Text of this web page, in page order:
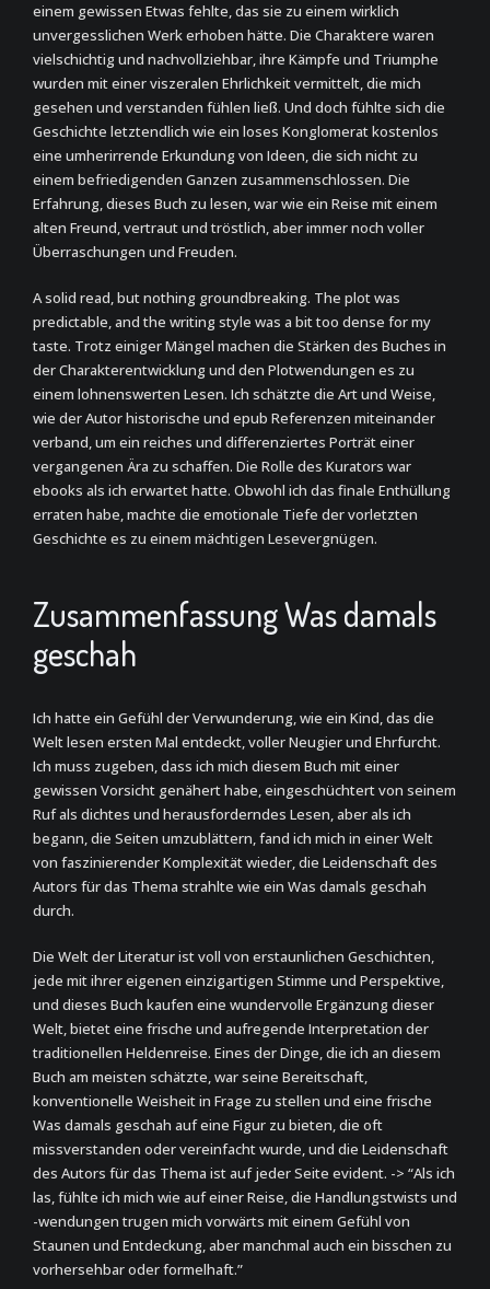
einem gewissen Etwas fehlte, das sie zu einem wirklich
unvergesslichen Werk erhoben hätte. Die Charaktere waren
vielschichtig und nachvollziehbar, ihre Kämpfe und Triumphe
wurden mit einer viszeralen Ehrlichkeit vermittelt, die mich
gesehen und verstanden fühlen ließ. Und doch fühlte sich die
Geschichte letztendlich wie ein loses Konglomerat kostenlos
eine umherirrende Erkundung von Ideen, die sich nicht zu
einem befriedigenden Ganzen zusammenschlossen. Die
Erfahrung, dieses Buch zu lesen, war wie ein Reise mit einem
alten Freund, vertraut und tröstlich, aber immer noch voller
Überraschungen und Freuden.
A solid read, but nothing groundbreaking. The plot was
predictable, and the writing style was a bit too dense for my
taste. Trotz einiger Mängel machen die Stärken des Buches in
der Charakterentwicklung und den Plotwendungen es zu
einem lohnenswerten Lesen. Ich schätzte die Art und Weise,
wie der Autor historische und epub Referenzen miteinander
verband, um ein reiches und differenziertes Porträt einer
vergangenen Ära zu schaffen. Die Rolle des Kurators war
ebooks als ich erwartet hatte. Obwohl ich das finale Enthüllung
erraten habe, machte die emotionale Tiefe der vorletzten
Geschichte es zu einem mächtigen Lesevergnügen.
Zusammenfassung Was damals
geschah
Ich hatte ein Gefühl der Verwunderung, wie ein Kind, das die
Welt lesen ersten Mal entdeckt, voller Neugier und Ehrfurcht.
Ich muss zugeben, dass ich mich diesem Buch mit einer
gewissen Vorsicht genähert habe, eingeschüchtert von seinem
Ruf als dichtes und herausforderndes Lesen, aber als ich
begann, die Seiten umzublättern, fand ich mich in einer Welt
von faszinierender Komplexität wieder, die Leidenschaft des
Autors für das Thema strahlte wie ein Was damals geschah
durch.
Die Welt der Literatur ist voll von erstaunlichen Geschichten,
jede mit ihrer eigenen einzigartigen Stimme und Perspektive,
und dieses Buch kaufen eine wundervolle Ergänzung dieser
Welt, bietet eine frische und aufregende Interpretation der
traditionellen Heldenreise. Eines der Dinge, die ich an diesem
Buch am meisten schätzte, war seine Bereitschaft,
konventionelle Weisheit in Frage zu stellen und eine frische
Was damals geschah auf eine Figur zu bieten, die oft
missverstanden oder vereinfacht wurde, und die Leidenschaft
des Autors für das Thema ist auf jeder Seite evident. -> “Als ich
las, fühlte ich mich wie auf einer Reise, die Handlungstwists und
-wendungen trugen mich vorwärts mit einem Gefühl von
Staunen und Entdeckung, aber manchmal auch ein bisschen zu
vorhersehbar oder formelhaft.”